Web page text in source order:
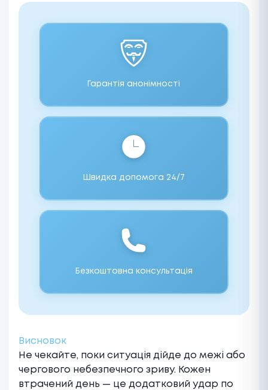
Гарантія анонімності
Швидка допомога 24/7
Безкоштовна консультація
Висновок
Не чекайте, поки ситуація дійде до межі або
чергового небезпечного зриву. Кожен
втрачений день — це додатковий удар по